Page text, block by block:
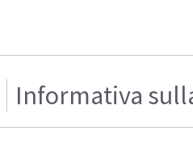
Informativa